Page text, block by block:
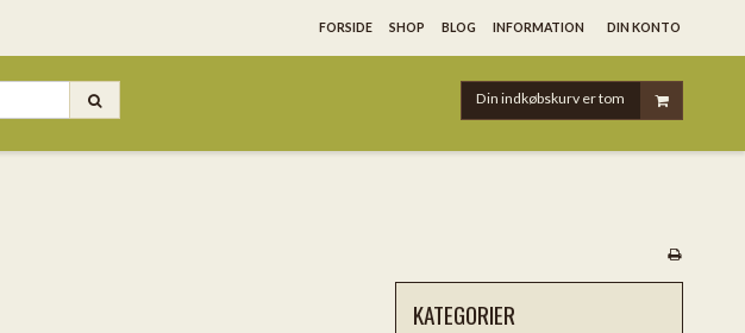
FORSIDE SHOP BLOG INFORMATION DIN KONTO
Din indkøbskurv er tom
KATEGORIER